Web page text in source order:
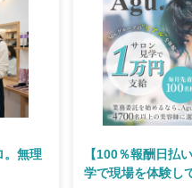
。無理
【100％報酬日払
学で現場を体験し